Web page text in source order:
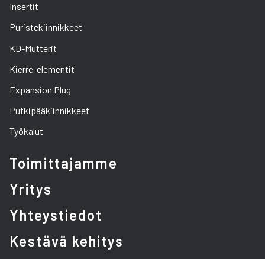
Insertit
Puristekiinnikkeet
KD-Mutterit
Kierre-elementit
Expansion Plug
Putkipääkiinnikkeet
Työkalut
Toimittajamme
Yritys
Yhteystiedot
Kestävä kehitys